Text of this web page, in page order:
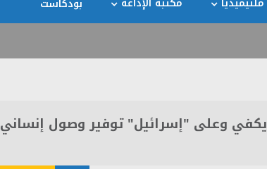
بودكاست
يكفي وعلى "إسرائيل" توفير وصول إنساني